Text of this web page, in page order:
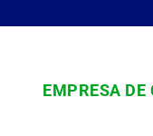
EMPRESA DE